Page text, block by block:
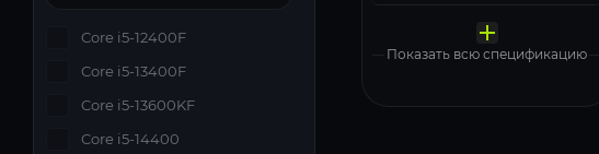
Windows 11 Pro, Free Trial
Показать всю спецификацию
Core i5-12400F
Core i5-13400F
Core i5-13600KF
Core i5-14400